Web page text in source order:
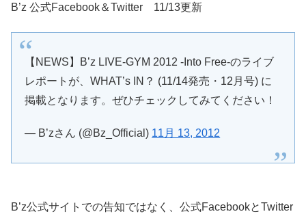
B’z 公式Facebook＆Twitter 11/13更新
【NEWS】B’z LIVE-GYM 2012 -Into Free-のライブ
レポートが、WHAT’s IN？ (11/14発売・12月号) に
掲載となります。ぜひチェックしてみてください！
— B’zさん (@Bz_Official) 11月 13, 2012
B’z公式サイトでの告知ではなく、公式FacebookとTwitter